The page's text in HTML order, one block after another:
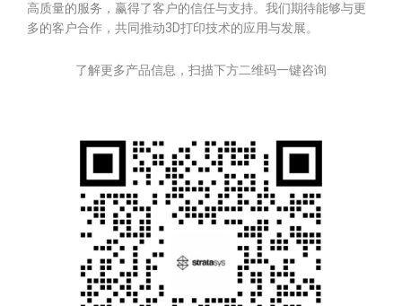
高质量的服务，赢得了客户的信任与支持。我们期待能够与更
多的客户合作，共同推动3D打印技术的应用与发展。
了解更多产品信息，扫描下方二维码一键咨询